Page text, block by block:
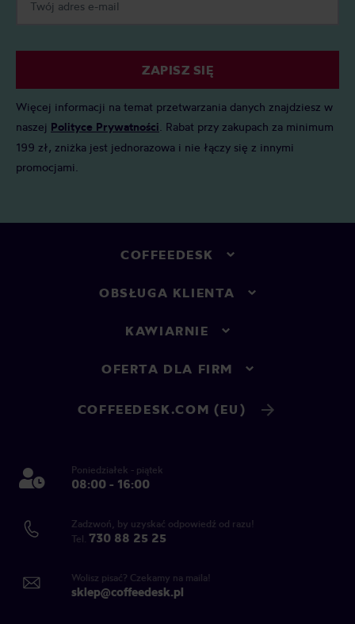
ZAPISZ SIĘ
Więcej informacji na temat przetwarzania danych znajdziesz w
naszej Polityce Prywatności . Rabat przy zakupach za minimum
199 zł, zniżka jest jednorazowa i nie łączy się z innymi
promocjami.
COFFEEDESK
OBSŁUGA KLIENTA
KAWIARNIE
OFERTA DLA FIRM
COFFEEDESK.COM (EU)
Poniedziałek - piątek
08:00 - 16:00
Zadzwoń, by uzyskać odpowiedź od razu!
Tel. 730 88 25 25
Wolisz pisać? Czekamy na maila!
sklep@coffeedesk.pl